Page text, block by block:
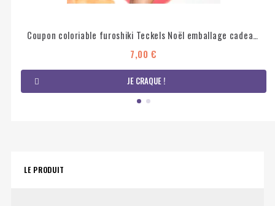
Coupon coloriable furoshiki Teckels Noël emballage cadeau coton éco-responsable
7,00 €
JE CRAQUE !
LE PRODUIT